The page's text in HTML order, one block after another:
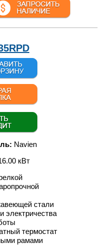
Navien
кВт
стали
электричества
термостат
рамами